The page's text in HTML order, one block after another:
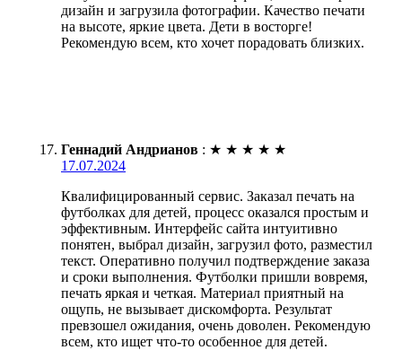
дизайн и загрузила фотографии. Качество печати
на высоте, яркие цвета. Дети в восторге!
Рекомендую всем, кто хочет порадовать близких.
Геннадий Андрианов : ★ ★ ★ ★ ★
17.07.2024
Квалифицированный сервис. Заказал печать на
футболках для детей, процесс оказался простым и
эффективным. Интерфейс сайта интуитивно
понятен, выбрал дизайн, загрузил фото, разместил
текст. Оперативно получил подтверждение заказа
и сроки выполнения. Футболки пришли вовремя,
печать яркая и четкая. Материал приятный на
ощупь, не вызывает дискомфорта. Результат
превзошел ожидания, очень доволен. Рекомендую
всем, кто ищет что-то особенное для детей.